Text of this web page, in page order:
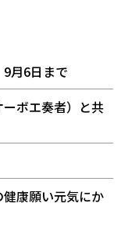
月6日まで
ボエ奏者）と共
康願い元気にか